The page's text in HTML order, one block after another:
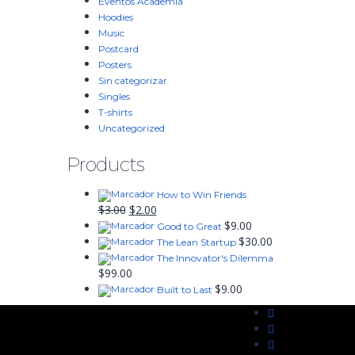
Hoodies
Music
Postcard
Posters
Sin categorizar
Singles
T-shirts
Uncategorized
Products
How to Win Friends
$3.00 El
precio
original
era:
$3.00.
$2.00El
precio
actual
es:
Good to Great $9.00
The Lean Startup $30.00
The Innovator's Dilemma
$99.00
Built to Last $9.00